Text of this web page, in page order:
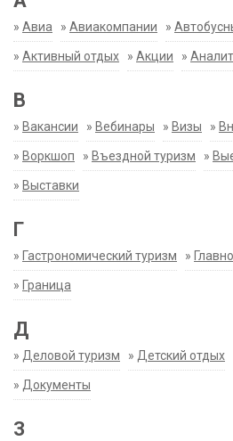
» Авиа » Авиакомпании »
» Активный отдых » Акции »
В
» Вакансии » Вебинары » Визы »
» Воркшоп » Въездной туризм »
» Выставки
Г
» Гастрономический туризм »
» Граница
Д
» Деловой туризм » Детский отдых
» Документы
З